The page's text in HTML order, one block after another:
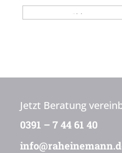
Jetzt Beratung
0391 – 7 44 61 40